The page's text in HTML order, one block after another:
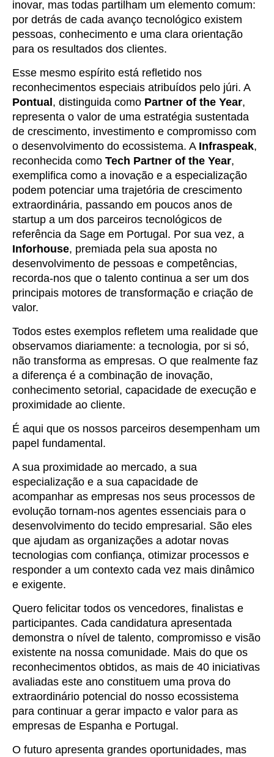
inovar, mas todas partilham um elemento comum:
por detrás de cada avanço tecnológico existem
pessoas, conhecimento e uma clara orientação
para os resultados dos clientes.
Esse mesmo espírito está refletido nos
reconhecimentos especiais atribuídos pelo júri. A
Pontual , distinguida como Partner of the Year,
representa o valor de uma estratégia sustentada
de crescimento, investimento e compromisso com
o desenvolvimento do ecossistema. A Infraspeak,
reconhecida como Tech Partner of the Year,
exemplifica como a inovação e a especialização
podem potenciar uma trajetória de crescimento
extraordinária, passando em poucos anos de
startup a um dos parceiros tecnológicos de
referência da Sage em Portugal. Por sua vez, a
Inforhouse, premiada pela sua aposta no
desenvolvimento de pessoas e competências,
recorda-nos que o talento continua a ser um dos
principais motores de transformação e criação de
valor.
Todos estes exemplos refletem uma realidade que
observamos diariamente: a tecnologia, por si só,
não transforma as empresas. O que realmente faz
a diferença é a combinação de inovação,
conhecimento setorial, capacidade de execução e
proximidade ao cliente.
É aqui que os nossos parceiros desempenham um
papel fundamental.
A sua proximidade ao mercado, a sua
especialização e a sua capacidade de
acompanhar as empresas nos seus processos de
evolução tornam-nos agentes essenciais para o
desenvolvimento do tecido empresarial. São eles
que ajudam as organizações a adotar novas
tecnologias com confiança, otimizar processos e
responder a um contexto cada vez mais dinâmico
e exigente.
Quero felicitar todos os vencedores, finalistas e
participantes. Cada candidatura apresentada
demonstra o nível de talento, compromisso e visão
existente na nossa comunidade. Mais do que os
reconhecimentos obtidos, as mais de 40 iniciativas
avaliadas este ano constituem uma prova do
extraordinário potencial do nosso ecossistema
para continuar a gerar impacto e valor para as
empresas de Espanha e Portugal.
O futuro apresenta grandes oportunidades, mas